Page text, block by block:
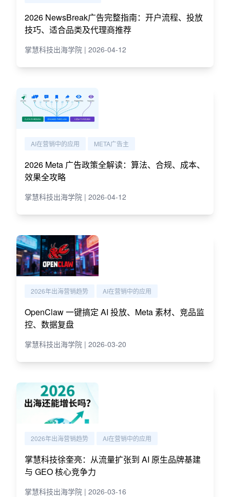
2026 NewsBreak广告完整指南：开户流程、投放
技巧、适合品类及代理商推荐
掌慧科技出海学院 | 2026-04-12
AI在营销中的应用 META广告主
2026 Meta 广告政策全解读：算法、合规、成本、
效果全攻略
掌慧科技出海学院 | 2026-04-12
2026年出海营销趋势 AI在营销中的应用
OpenClaw 一键搞定 AI 投放、Meta 素材、竞品监
控、数据复盘
掌慧科技出海学院 | 2026-03-20
2026年出海营销趋势 AI在营销中的应用
掌慧科技徐奎亮：从流量扩张到 AI 原生品牌基建
与 GEO 核心竞争力
掌慧科技出海学院 | 2026-03-16